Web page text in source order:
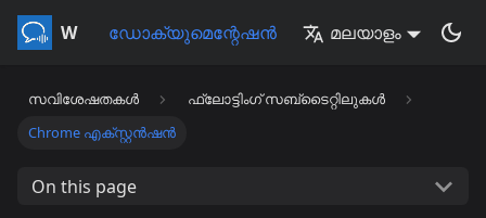
Whisperr ഡോക്യുമെന്റേഷൻ മലയാളം
സവിശേഷതകൾ
ഫ്ലോട്ടിംഗ് സബ്‌ടൈറ്റിലുകൾ
Chrome എക്സ്റ്റൻഷൻ
On this page